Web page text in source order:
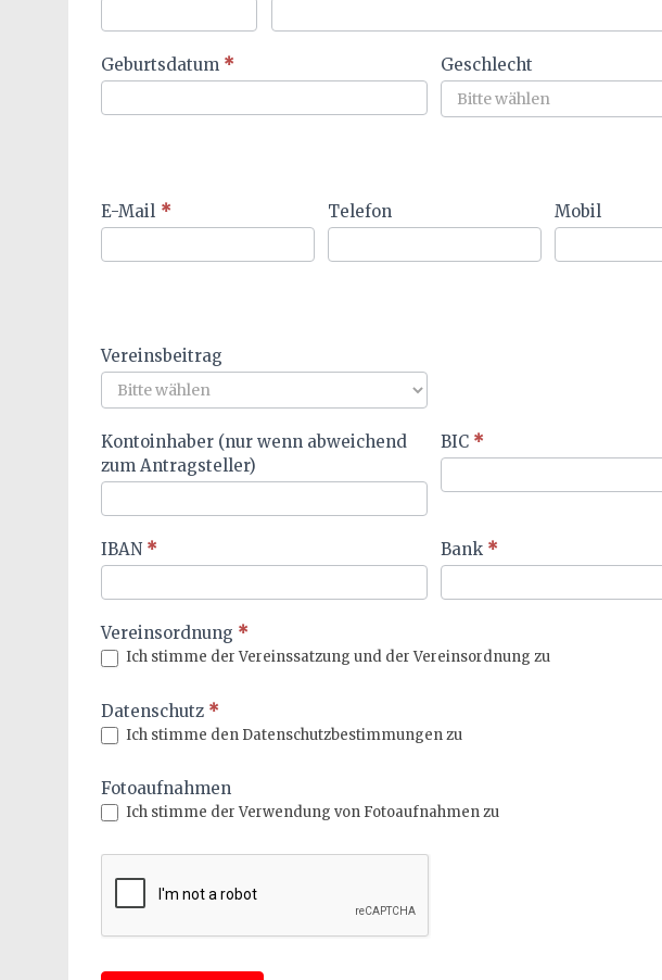
Geburtsdatum * Geschlecht
E-Mail * Telefon Mobil
Vereinsbeitrag
Kontoinhaber (nur wenn abweichend
zum Antragsteller)
BIC *
IBAN * Bank *
Vereinsordnung *
Ich stimme der Vereinssatzung und der Vereinsordnung zu
Datenschutz *
Ich stimme den Datenschutzbestimmungen zu
Fotoaufnahmen
Ich stimme der Verwendung von Fotoaufnahmen zu